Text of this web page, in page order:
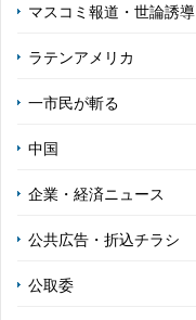
マスコミ報道・世論誘導
ラテンアメリカ
一市民が斬る
中国
企業・経済ニュース
公共広告・折込チラシ
公取委